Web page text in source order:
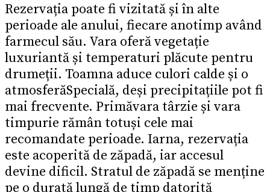
Rezervația poate fi vizitată și în alte
perioade ale anului, fiecare anotimp având
farmecul său. Vara oferă vegetație
luxuriantă și temperaturi plăcute pentru
drumeții. Toamna aduce culori calde și o
atmosferăSpecială, deși precipitațiile pot fi
mai frecvente. Primăvara târzie și vara
timpurie rămân totuși cele mai
recomandate perioade. Iarna, rezervația
este acoperită de zăpadă, iar accesul
devine dificil. Stratul de zăpadă se menține
pe o durată lungă de timp datorită